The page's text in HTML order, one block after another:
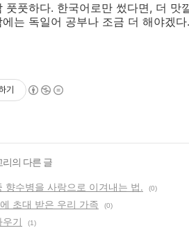
풋풋하다. 한국어로만 썼다면, 더 맛
는 독일어 공부나 조금 더 해야겠
기
리의 다른 글
향수병을 사랑으로 이겨내는 법. (0)
초대 받은 우리 가족 (0)
기 (1)